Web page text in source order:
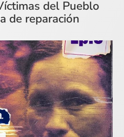
del Pueblo
de reparación